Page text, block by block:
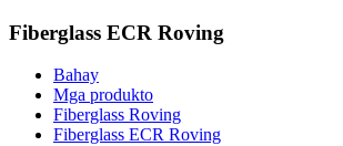
Fiberglass ECR Roving
Bahay
Mga produkto
Fiberglass Roving
Fiberglass ECR Roving